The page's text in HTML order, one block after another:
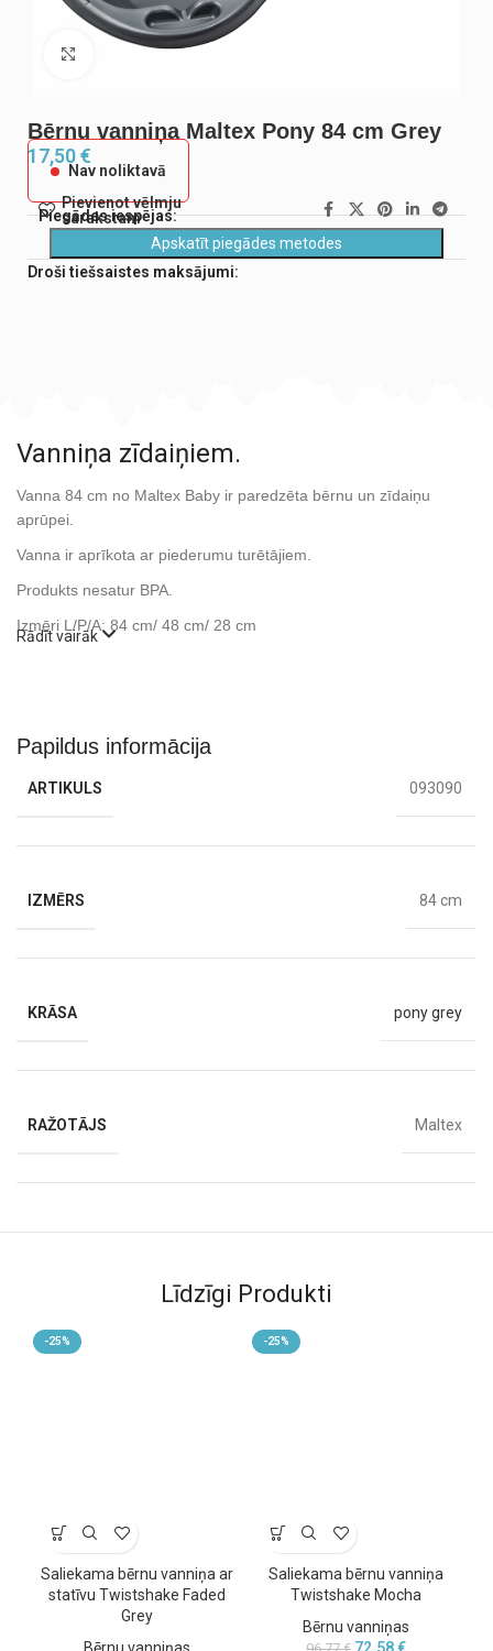
Noklikšķiniet, lai palielinātu
Bērnu vanniņa Maltex Pony 84 cm Grey
17,50€
Nav noliktavā
Pievienot vēlmju
sarakstam
Piegādes iespējas:
Apskatīt piegādes metodes
Droši tiešsaistes maksājumi:
Vanniņa zīdaiņiem.
Vanna 84 cm no Maltex Baby ir paredzēta bērnu un zīdaiņu
aprūpei.
Vanna ir aprīkota ar piederumu turētājiem.
Produkts nesatur BPA.
Izmēri L/P/A: 84 cm/ 48 cm/ 28 cm
Rādīt vairāk
Papildus informācija
ARTIKULS 093090
IZMĒRS 84 cm
KRĀSA pony grey
RAŽOTĀJS Maltex
VECUMS 0 M+
Līdzīgi Produkti
-25%
Saliekama bērnu vanniņa ar
statīvu Twistshake Faded
Grey
-25%
Saliekama bērnu vanniņa
Twistshake Mocha
Bērnu vanniņas